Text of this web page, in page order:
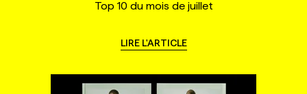
Top 10 du mois de juillet
LIRE L'ARTICLE